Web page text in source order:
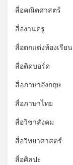
สื่อคณิตศาสตร์
สื่องานครู
สื่อตกแต่งห้องเรียน
สื่อติดบอร์ด
สื่อภาษาอังกฤษ
สื่อภาษาไทย
สื่อวิชาสังคม
สื่อวิทยาศาสตร์
สื่อศิลปะ